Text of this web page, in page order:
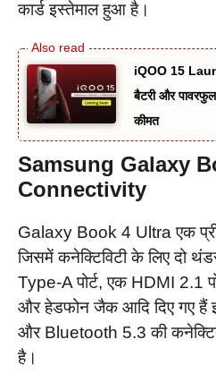
कार्ड इस्तेमाल हुआ है।
iQOO 15
बैटरी और
कीमत
Samsung Galaxy
Connectivity
Galaxy Book 4 Ultra एक
जिसमें कनेक्टिविटी के लिए दो
Type-A पोर्ट, एक HDMI 2.1
और हेडफोन जैक आदि दिए गए हैं
और Bluetooth 5.3 की
है।